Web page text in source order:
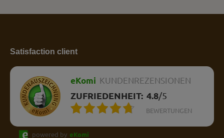
Satisfaction client
eKomi KUNDENREZENSIONEN
ZUFRIEDENHEIT: 4.8/5
BEWERTUNGEN
powered by eKomi